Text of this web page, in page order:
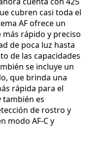
cubren casi toda el
AF ofrece un
rápido y preciso
de poca luz hasta
de las capacidades
se incluye un
que brinda una
rápida para el
es
de rostro y
modo AF-C y